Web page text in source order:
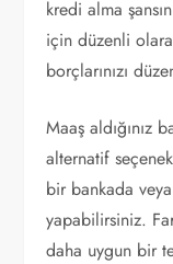
kredi alma
için düzenli
borçlarınızı
Maaş aldığınız
alternatif
bir bankada
yapabilirsiniz.
daha uygun bir